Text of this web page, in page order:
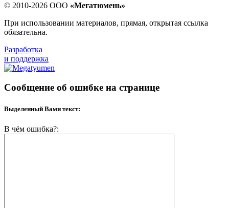
© 2010-2026 ООО «Мегатюмень»
При использовании материалов, прямая, открытая ссылка
обязательна.
Разработка
и поддержка
Сообщение об ошибке на странице
Выделенный Вами текст:
В чём ошибка?: